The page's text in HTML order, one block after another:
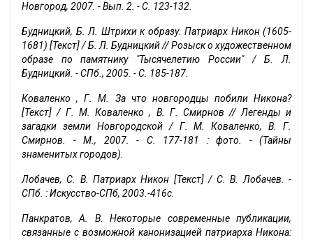
Новгород, 2007. - Вып. 2. - С. 123-132.
Будницкий, Б. Л. Штрихи к образу. Патриарх Никон (1605-
1681) [Текст] / Б. Л. Будницкий // Розыск о художественном
образе по памятнику "Тысячелетию России" / Б. Л.
Будницкий. - СПб., 2005. - С. 185-187.
Коваленко , Г. М. За что новгородцы побили Никона?
[Текст] / Г. М. Коваленко , В. Г. Смирнов // Легенды и
загадки земли Новгородской / Г. М. Коваленко, В. Г.
Смирнов. - М., 2007. - С. 177-181 : фото. - (Тайны
знаменитых городов).
Лобачев, С. В. Патриарх Никон [Текст] / С. В. Лобачев. -
СПб. : Искусство-СПб, 2003.-416с.
Панкратов, А. В. Некоторые современные публикации,
связанные с возможной канонизацией патриарха Никона: